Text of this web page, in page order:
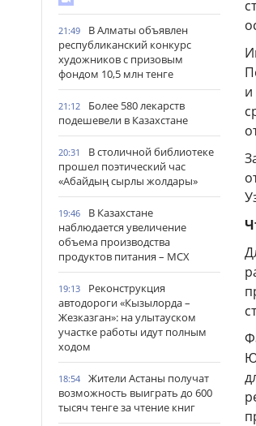
21:49
В Алматы объявлен
республиканский конкурс
художников с призовым
фондом 10,5 млн тенге
21:12
Более 580 лекарств
подешевели в Казахстане
20:31
В столичной библиотеке
прошел поэтический час
«Абайдың сырлы жолдары»
19:46
В Казахстане
наблюдается увеличение
объема производства
продуктов питания – МСХ
19:13
Реконструкция
автодороги «Кызылорда –
Жезказган»: на улытауском
участке работы идут полным
ходом
18:54
Жители Астаны получат
возможность выиграть до 600
тысяч тенге за чтение книг